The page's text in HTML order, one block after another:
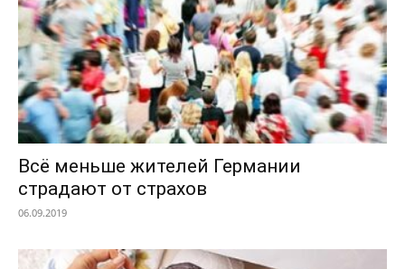
Всё меньше жителей Германии
страдают от страхов
06.09.2019